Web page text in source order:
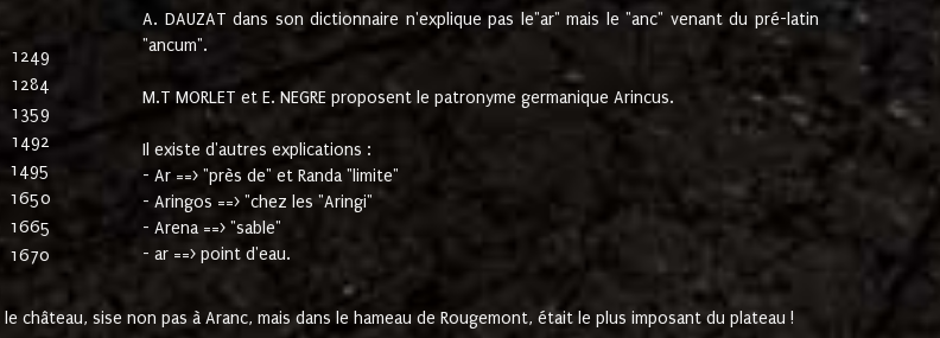
1249
1284
1359
1492
1495
1650
1665
1670
A. DAUZAT dans son dictionnaire n'explique pas le"ar" mais le "anc" venant du pré-latin
"ancum".
M.T MORLET et E. NEGRE proposent le patronyme germanique Arincus.
Il existe d'autres explications :
- Ar ==> "près de" et Randa "limite"
- Aringos ==> "chez les "Aringi"
- Arena ==> "sable"
- ar ==> point d'eau.
château, sise non pas à Aranc, mais dans le hameau de Rougemont, était le plus imposant du plateau !